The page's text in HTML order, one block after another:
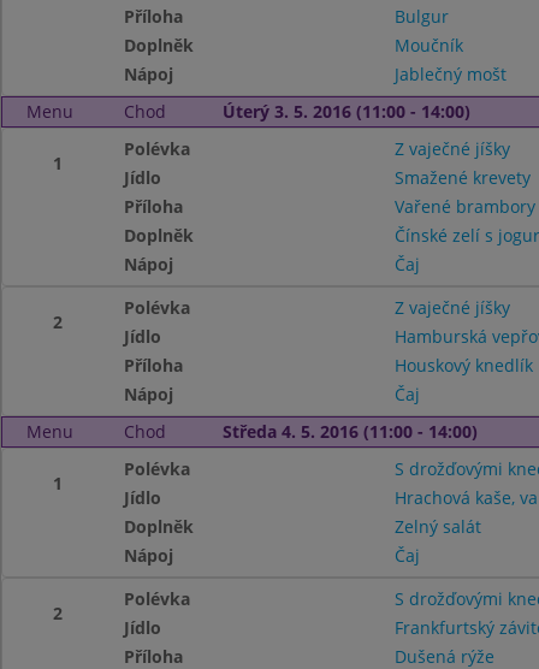
Příloha
Bulgur
Doplněk
Moučník
Nápoj
Jablečný mošt
Menu
Chod Úterý 3. 5. 2016 (11:00 - 14:00)
1
Polévka
Z vaječné jíšky
Jídlo
Smažené krevety
Příloha
Vařené
Doplněk
Čínské zelí s
Nápoj
Čaj
2
Polévka
Z vaječné jíšky
Jídlo
Hamburská
Příloha
Houskový knedlík
Nápoj
Čaj
Menu
Chod Středa 4. 5. 2016 (11:00 - 14:00)
1
Polévka
S drožďovými
Jídlo
Hrachová kaše,
Doplněk
Zelný salát
Nápoj
Čaj
2
Polévka
S drožďovými
Jídlo
Frankfurtský
Příloha
Dušená rýže